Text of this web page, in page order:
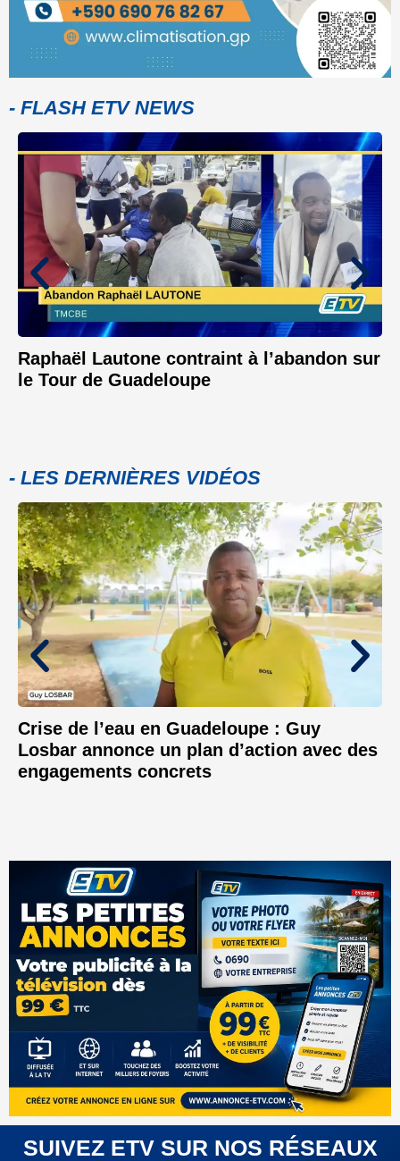
- FLASH ETV NEWS
Raphaël Lautone contraint à l’abandon sur
le Tour de Guadeloupe
- LES DERNIÈRES VIDÉOS
Crise de l’eau en Guadeloupe : Guy
Losbar annonce un plan d’action avec des
engagements concrets
SUIVEZ ETV SUR NOS RÉSEAUX